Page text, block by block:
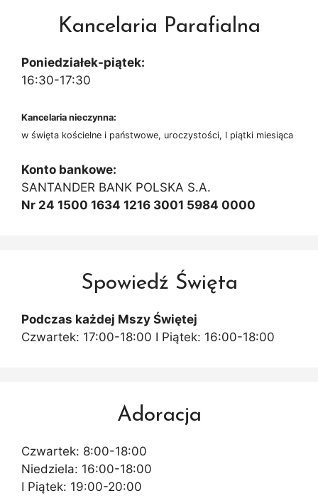
Kancelaria Parafialna
Poniedziałek-piątek:
16:30-17:30
Kancelaria nieczynna:
w święta kościelne i państwowe, uroczystości, I piątki miesiąca
Konto bankowe:
SANTANDER BANK POLSKA S.A.
Nr 24 1500 1634 1216 3001 5984 0000
Spowiedź Święta
Podczas każdej Mszy Świętej
Czwartek: 17:00-18:00 I Piątek: 16:00-18:00
Adoracja
Czwartek: 8:00-18:00
Niedziela: 16:00-18:00
I Piątek: 19:00-20:00